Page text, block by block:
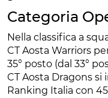
Categoria
Nella classifica a
CT Aosta Warriors
35° posto (dal 33°
CT Aosta Dragons si
Ranking Italia con